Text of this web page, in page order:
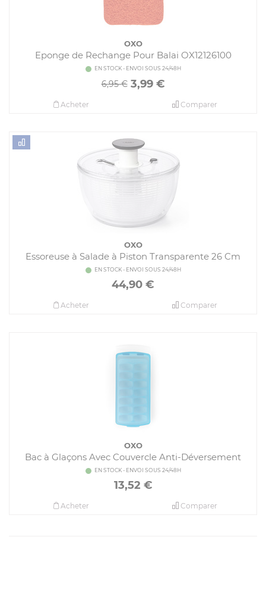
OXO
Eponge de Rechange Pour Balai OX12126100
EN STOCK - ENVOI SOUS 24/48H
6,95 € 3,99€
Comparer
Acheter
OXO
Essoreuse à Salade à Piston Transparente 26 Cm
EN STOCK - ENVOI SOUS 24/48H
44,90 €
Comparer
Acheter
OXO
Bac à Glaçons Avec Couvercle Anti-Déversement
EN STOCK - ENVOI SOUS 24/48H
13,52 €
Comparer
Acheter